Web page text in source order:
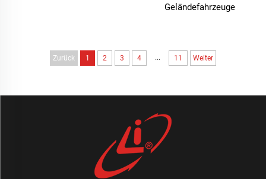
Geländefahrzeuge
Zurück 1 2 3 4 ... 11 Weiter